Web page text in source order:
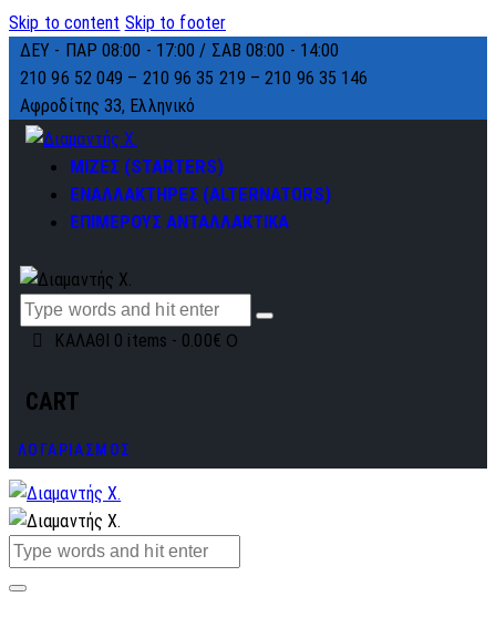
Skip to content Skip to footer
ΔΕΥ - ΠΑΡ 08:00 - 17:00 / ΣΑΒ 08:00 - 14:00
210 96 52 049 – 210 96 35 219 –210 96 35 146
Αφροδίτης 33, Ελληνικό
ΜΙΖΕΣ (STARTERS)
ΕΝΑΛΛΑΚΤΗΡΕΣ (ALTERNATORS)
ΕΠΙΜΕΡΟΥΣ ΑΝΤΑΛΛΑΚΤΙΚΑ
ΚΑΛΑΘΙ 0 items - 0.00€ 0
CART
ΛΟΓΑΡΙΑΣΜΟΣ